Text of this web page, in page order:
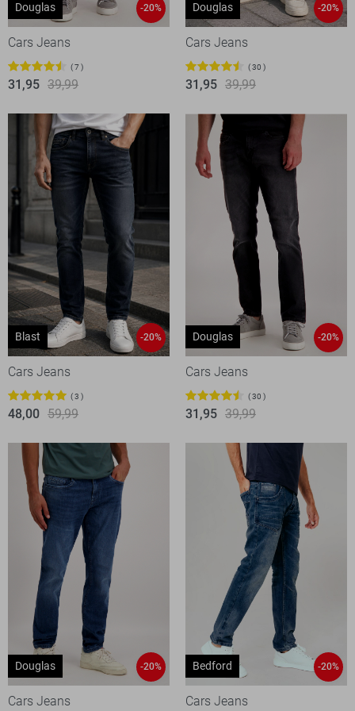
Douglas -20%
Cars Jeans
7
31,95 39,99
Douglas -20%
Cars Jeans
30
31,95 39,99
Blast -20%
Cars Jeans
3
48,00 59,99
Douglas -20%
Cars Jeans
30
31,95 39,99
Douglas -20%
Cars Jeans
Bedford -20%
Cars Jeans